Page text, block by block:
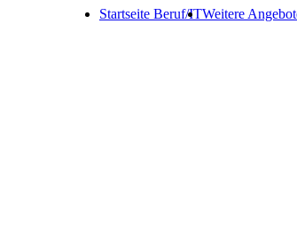
Startseite Beruf/ITWeitere